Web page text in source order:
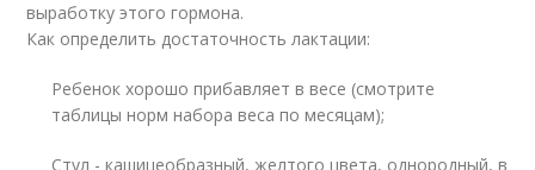
выработку этого гормона.
Как определить достаточность лактации:
Ребенок хорошо прибавляет в весе (смотрите
таблицы норм набора веса по месяцам);
Стул - кашицеобразный, желтого цвета, однородный, в